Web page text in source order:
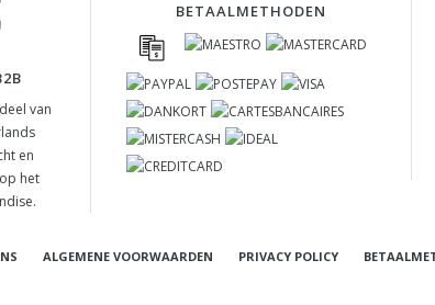
van
en
het
BETAALMETHODEN
ALGEMENE VOORWAARDEN PRIVACY POLICY